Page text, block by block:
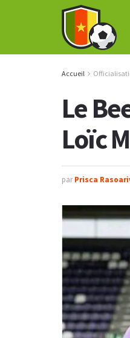
Accueil
Le
Loïc
par Prisca